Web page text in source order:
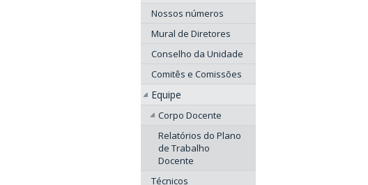
Nossos números
Mural de Diretores
Conselho da Unidade
Comitês e Comissões
Equipe
Corpo Docente
Relatórios do Plano
de Trabalho
Docente
Técnicos